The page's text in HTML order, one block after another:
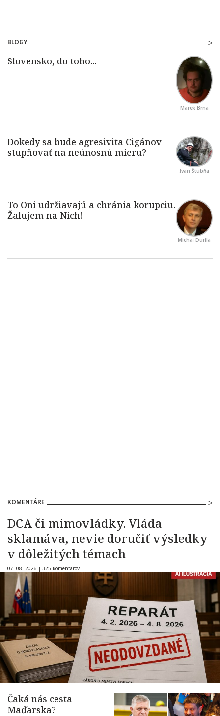
BLOGY
Marek Brna
Ivan Štubňa
Michal Durila
KOMENTÁRE
DCA či mimovládky. Vláda
sklamáva, nevie doručiť výsledky
v dôležitých témach
07. 08. 2026 | 325 komentárov
Čaká nás cesta
Maďarska?